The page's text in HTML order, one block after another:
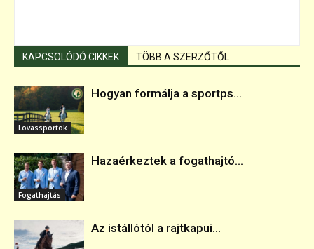
KAPCSOLÓDÓ CIKKEK TÖBB A SZERZŐTŐL
Lovassportok
Hogyan formálja a sportps...
Fogathajtás
Hazaérkeztek a fogathajtó...
Az istállótól a rajtkapui...